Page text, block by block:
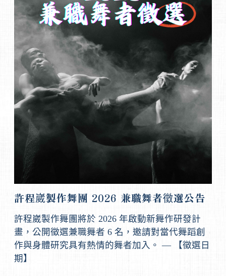
許程崴製作舞團 2026 兼職舞者徵選公告
許程崴製作舞團將於 2026 年啟動新舞作研發計
畫，公開徵選兼職舞者 6 名，邀請對當代舞蹈創
作與身體研究具有熱情的舞者加入。 — 【徵選日
期】